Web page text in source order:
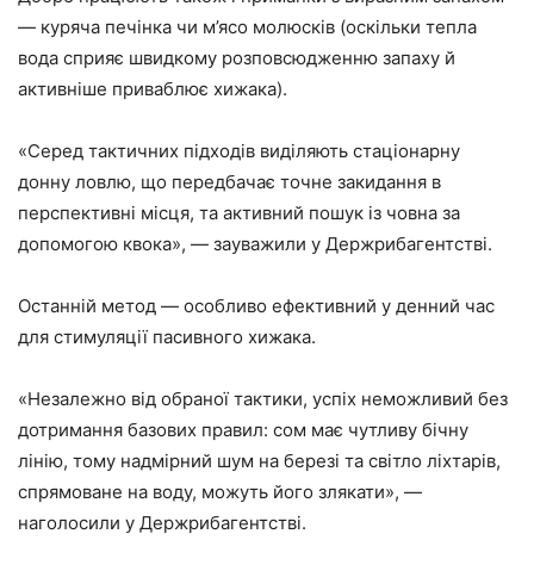
— куряча печінка чи м’ясо молюсків (оскільки тепла
вода сприяє швидкому розповсюдженню запаху й
активніше приваблює хижака).
«Серед тактичних підходів виділяють стаціонарну
донну ловлю, що передбачає точне закидання в
перспективні місця, та активний пошук із човна за
допомогою квока», — зауважили у Держрибагентстві.
Останній метод — особливо ефективний у денний час
для стимуляції пасивного хижака.
«Незалежно від обраної тактики, успіх неможливий без
дотримання базових правил: сом має чутливу бічну
лінію, тому надмірний шум на березі та світло ліхтарів,
спрямоване на воду, можуть його злякати», —
наголосили у Держрибагентстві.